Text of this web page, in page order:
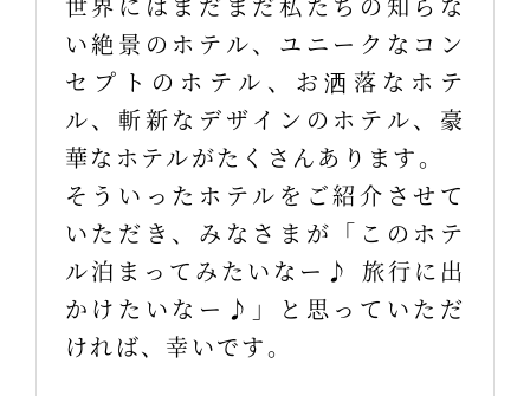
い絶景のホテル、ユニークなコン
セプトのホテル、お洒落なホテ
ル、斬新なデザインのホテル、豪
華なホテルがたくさんあります。
そういったホテルをご紹介させて
いただき、みなさまが「このホテ
ル泊まってみたいなー♪ 旅行に出
かけたいなー♪」と思っていただ
ければ、幸いです。